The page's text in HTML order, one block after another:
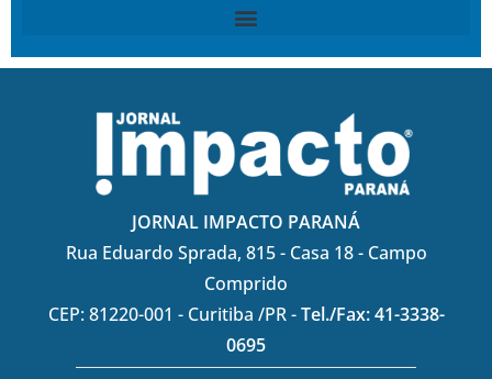
JORNAL IMPACTO PARANÁ
Rua Eduardo Sprada, 815 - Casa 18 - Campo
Comprido
CEP: 81220-001 - Curitiba /PR -Tel./Fax: 41-3338-
0695